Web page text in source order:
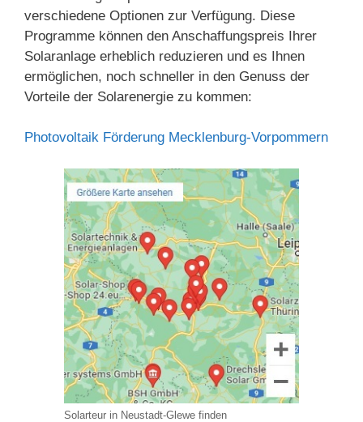
verschiedene Optionen zur Verfügung. Diese
Programme können den Anschaffungspreis Ihrer
Solaranlage erheblich reduzieren und es Ihnen
ermöglichen, noch schneller in den Genuss der
Vorteile der Solarenergie zu kommen:
Photovoltaik Förderung Mecklenburg-Vorpommern
Solarteur in Neustadt-Glewe finden